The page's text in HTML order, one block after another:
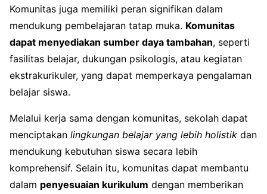
Komunitas juga memiliki peran signifikan dalam
mendukung pembelajaran tatap muka. Komunitas
dapat menyediakan sumber daya tambahan, seperti
fasilitas belajar, dukungan psikologis, atau kegiatan
ekstrakurikuler, yang dapat memperkaya pengalaman
belajar siswa.
Melalui kerja sama dengan komunitas, sekolah dapat
menciptakan lingkungan belajar yang lebih holistik dan
mendukung kebutuhan siswa secara lebih
komprehensif. Selain itu, komunitas dapat membantu
dalam penyesuaian kurikulum dengan memberikan